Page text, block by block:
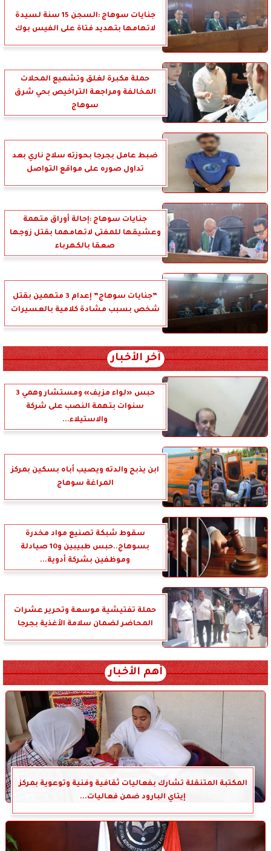
جنايات سوهاج :السجن 15 سنة لسيدة
لاتهامها بتهديد فتاة على الفيس بوك
حملة مكبرة لغلق وتشميع المحلات
المخالفة ومراجعة التراخيص بحي شرق
سوهاج
ضبط عامل بجرجا بحوزته سلاح ناري بعد
تداول صوره على مواقع التواصل
جنايات سوهاج :إحالة أوراق متهمة
وعشيقها للمفتى لاتهامهما بقتل زوجها
صعقا بالكهرباء
”جنايات سوهاج” إعدام 3 متهمين بقتل
شخص بسبب مشادة كلامية بالعسيرات
آخر الأخبار
حبس «لواء مزيف» ومستشار وهمي 3
سنوات بتهمة النصب على شركة
والاستيلاء...
ابن يذبح والدته ويصيب أباه بسكين بمركز
المراغة سوهاج
سقوط شبكة تصنيع مواد مخدرة
بسوهاج..حبس طبيبين و10 صيادلة
وموظفين بشركة أدوية...
حملة تفتيشية موسعة وتحرير عشرات
المحاضر لضمان سلامة الأغذية بجرجا
أهم الأخبار
المكتبة المتنقلة تشارك بفعاليات ثقافية وفنية وتوعوية بمركز
إيتاي البارود ضمن فعاليات...